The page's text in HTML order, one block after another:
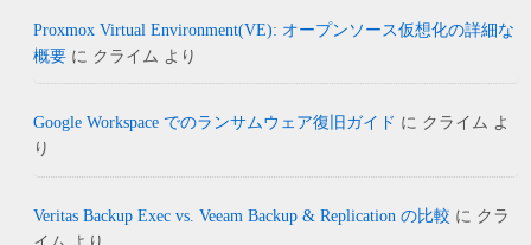
Proxmox Virtual Environment(VE): オープンソース仮想化の詳細な
概要 に クライム より
Google Workspace でのランサムウェア復旧ガイド に クライム よ
り
Veritas Backup Exec vs. Veeam Backup & Replication の比較 に クラ